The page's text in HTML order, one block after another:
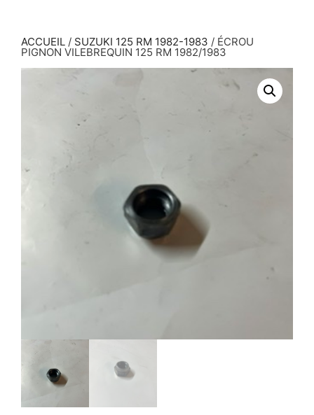
ACCUEIL / SUZUKI 125 RM 1982-1983 / ÉCROU
PIGNON VILEBREQUIN 125 RM 1982/1983